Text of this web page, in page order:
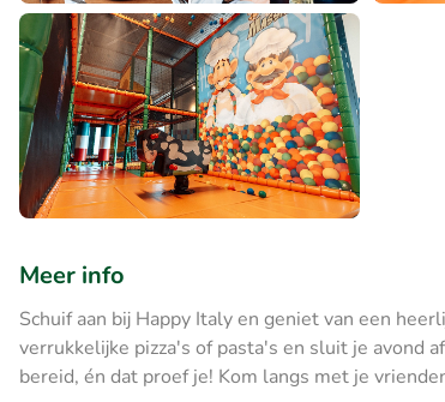
Meer info
Schuif aan bij Happy Italy en geniet van een
verrukkelijke pizza's of pasta's en sluit je avond
bereid, én dat proef je! Kom langs met je